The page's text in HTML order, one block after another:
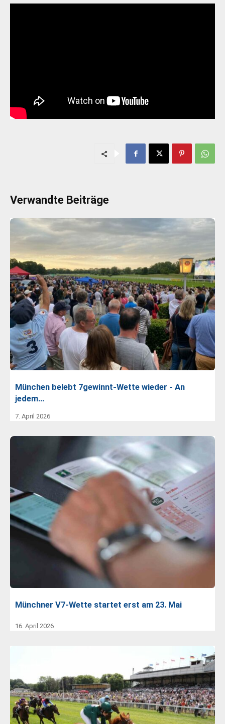
Verwandte Beiträge
München belebt 7gewinnt-Wette wieder - An
jedem…
7. April 2026
Münchner V7-Wette startet erst am 23. Mai
16. April 2026